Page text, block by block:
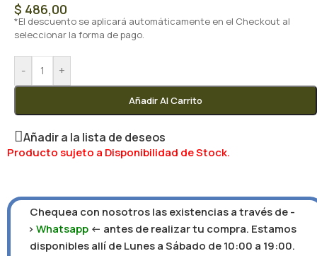
$ 486,00
*El descuento se aplicará automáticamente en el Checkout al
seleccionar la forma de pago.
- +
Añadir Al Carrito
Añadir a la lista de deseos
Producto sujeto a Disponibilidad de Stock.
Chequea con nosotros las existencias a través de -
>Whatsapp <- antes de realizar tu compra. Estamos
disponibles allí de Lunes a Sábado de 10:00 a 19:00.